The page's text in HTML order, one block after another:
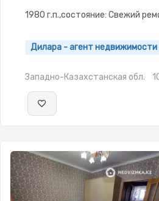
1980 г.п.,состояние: Свежий
Дилара - агент недвижимости
Западно-Казахстанская обл.